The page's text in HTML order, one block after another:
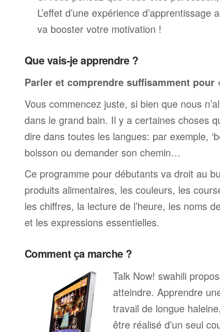
L’effet d’une expérience
va booster votre motivation !
Que vais-je apprendre ?
Parler et comprendre suffisamment pour
Vous commencez juste, si bien que nous
dans le grand bain. Il y a certaines choses
dire dans toutes les langues: par exemple,
boisson ou demander son chemin…
Ce programme pour débutants va droit au
produits alimentaires, les couleurs, les
les chiffres, la lecture de l’heure, les noms
et les expressions essentielles.
Comment ça marche ?
Talk Now! swahili
atteindre. Apprendre
travail de longue
être réalisé d’un seul